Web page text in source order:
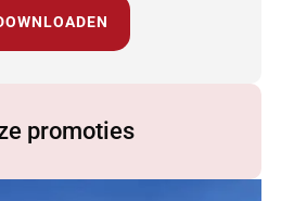
promoties